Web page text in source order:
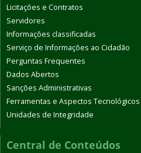
Licitações e Contratos
Servidores
Informações classificadas
Serviço de Informações ao Cidadão
Perguntas Frequentes
Dados Abertos
Sanções Administrativas
Ferramentas e Aspectos Tecnológicos
Unidades de Integridade
Central de Conteúdos